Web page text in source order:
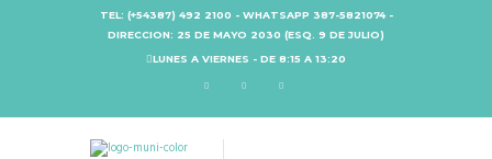
TEL: (+54387) 492 2100 - WHATSAPP 387-5821074 -
DIRECCION: 25 DE MAYO 2030 (ESQ. 9 DE JULIO)
LUNES A VIERNES - DE 8:15 A 13:20